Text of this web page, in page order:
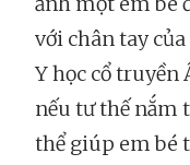
với chân tay
Y học cổ truyền
nếu tư thế nắm
thể giúp em bé